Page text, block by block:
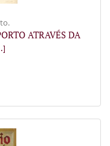
ATRAVÉS DA